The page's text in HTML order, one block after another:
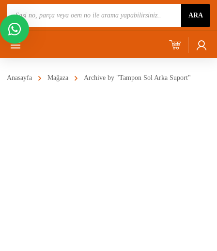
Ara
ARA
Anasayfa Mağaza Archive by "Tampon Sol Arka Suport"